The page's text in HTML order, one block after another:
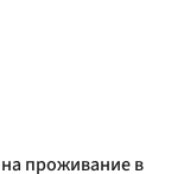
проживание в